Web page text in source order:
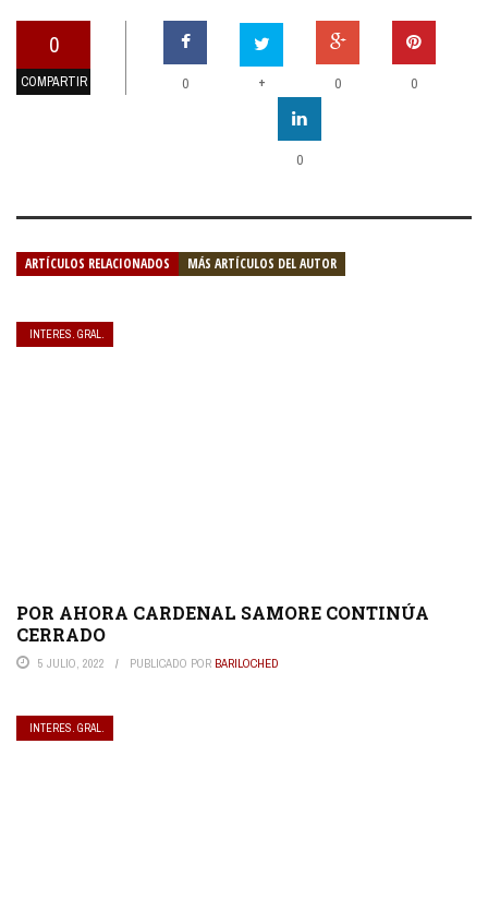
0
COMPARTIR 0 + 0 0
0
ARTÍCULOS RELACIONADOS MÁS ARTÍCULOS DEL AUTOR
INTERES. GRAL.
POR AHORA CARDENAL SAMORE CONTINÚA
CERRADO
5 JULIO, 2022 PUBLICADO POR BARILOCHED
INTERES. GRAL.